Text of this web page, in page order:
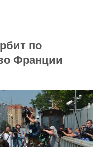
по
Франции